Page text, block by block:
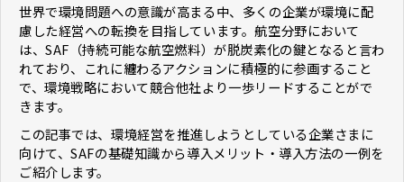
世界で環境問題への意識が高まる中、多くの企業が環境に配
慮した経営への転換を目指しています。航空分野において
は、SAF（持続可能な航空燃料）が脱炭素化の鍵となると言わ
れており、これに纏わるアクションに積極的に参画すること
で、環境戦略において競合他社より一歩リードすることがで
きます。
この記事では、環境経営を推進しようとしている企業さまに
向けて、SAFの基礎知識から導入メリット・導入方法の一例を
ご紹介します。